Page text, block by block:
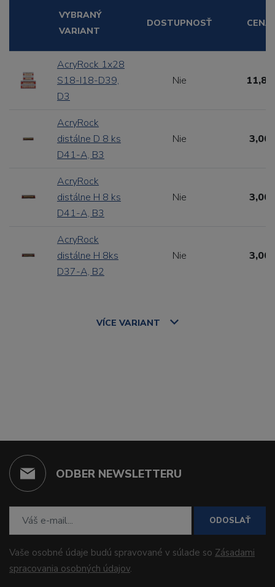
VYBRANÝ
VARIANT
DOSTUPNOSŤ CENA
AcryRock 1x28
S18-I18-D39,
D3
Nie
AcryRock
distálne D 8 ks
D41-A, B3
Nie 3,00
AcryRock
distálne H 8 ks
D41-A, B3
Nie 3,00
AcryRock
distálne H 8ks
D37-A, B2
Nie 3,00
VÍCE VARIANT
ODBER NEWSLETTERU
ODOSLAŤ
Vaše osobné údaje budú spravované v súlade so Zásadami
spracovania osobných údajov.